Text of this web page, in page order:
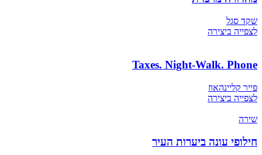
שקד סגל
לצפייה ביצירה
Taxes. Night-Walk. Phone
פייר קליינהאוז
לצפייה ביצירה
שירה
חילופי עונה ביערות העיר